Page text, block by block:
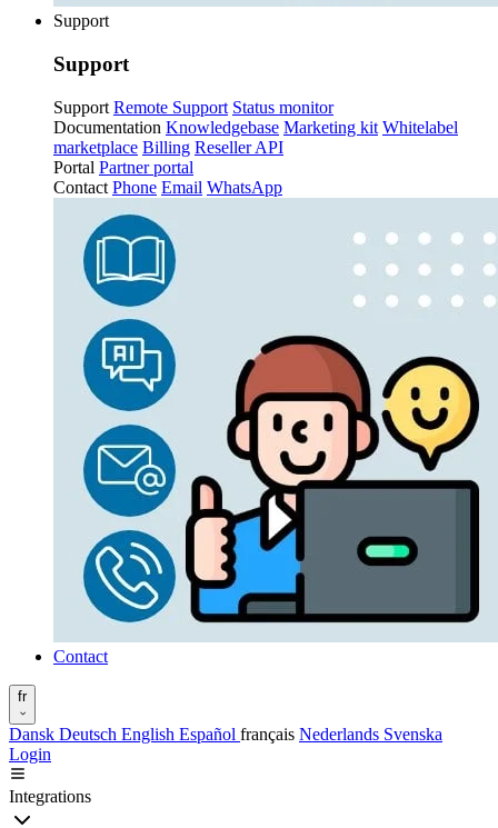
Support
Support
Support Remote Support Status monitor
Documentation Knowledgebase Marketing kit Whitelabel
marketplace Billing Reseller API
Portal Partner portal
Contact Phone Email WhatsApp
Contact
fr
Dansk Deutsch English Español français Nederlands Svenska
Login
Integrations